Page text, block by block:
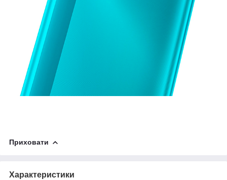
Приховати
Характеристики